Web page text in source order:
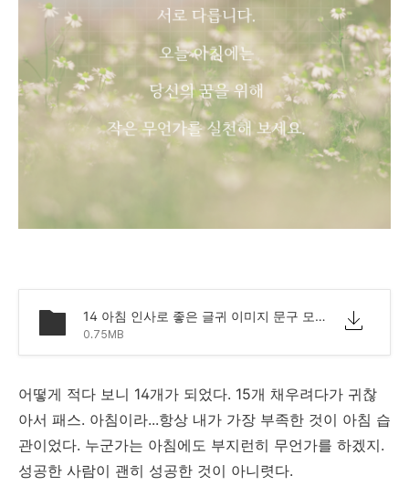
14 아침 인사로 좋은 글귀 이미지 문구 모음.png
0.75MB
어떻게 적다 보니 14개가 되었다. 15개 채우려다가 귀찮
아서 패스. 아침이라...항상 내가 가장 부족한 것이 아침 습
관이었다. 누군가는 아침에도 부지런히 무언가를 하겠지.
성공한 사람이 괜히 성공한 것이 아니렷다.